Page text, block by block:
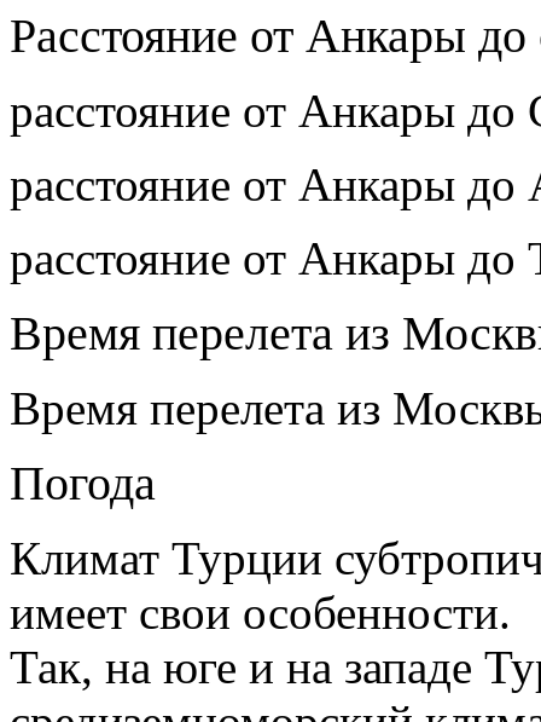
Расстояние от Анкары
расстояние от Анкары до
расстояние от Анкары
расстояние от Анкары до
Время перелета из
Время перелета из
Погода
Климат Турции
имеет свои особенности.
Так, на юге и на западе